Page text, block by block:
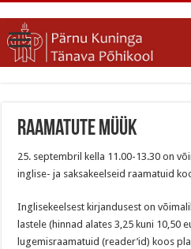
Raamatute müük
25. septembril kella 11.00-13.30 on
inglise- ja saksakeelseid raamatuid
Inglisekeelsest kirjandusest on
lastele (hinnad alates 3,25 kuni 10,50
lugemisraamatuid (reader’id) koos